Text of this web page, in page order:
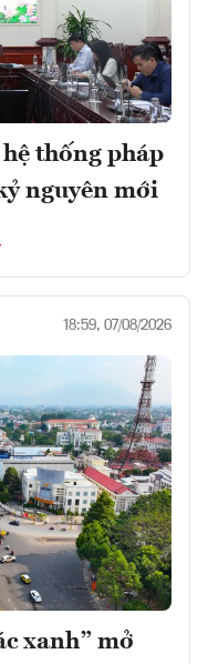
thống pháp
nguyên mới
18:59, 07/08/2026
xanh” mở